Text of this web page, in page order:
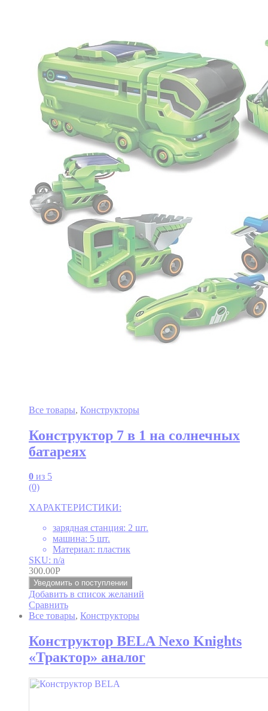
Все товары, Конструкторы
Конструктор 7 в 1 на солнечных
батареях
0 из 5
(0)
ХАРАКТЕРИСТИКИ:
зарядная станция: 2 шт.
машина: 5 шт.
Материал: пластик
SKU: n/a
300.00Р
Уведомить о поступлении
Добавить в список желаний
Сравнить
Все товары, Конструкторы
Конструктор BELA Nexo Knights
«Трактор» аналог